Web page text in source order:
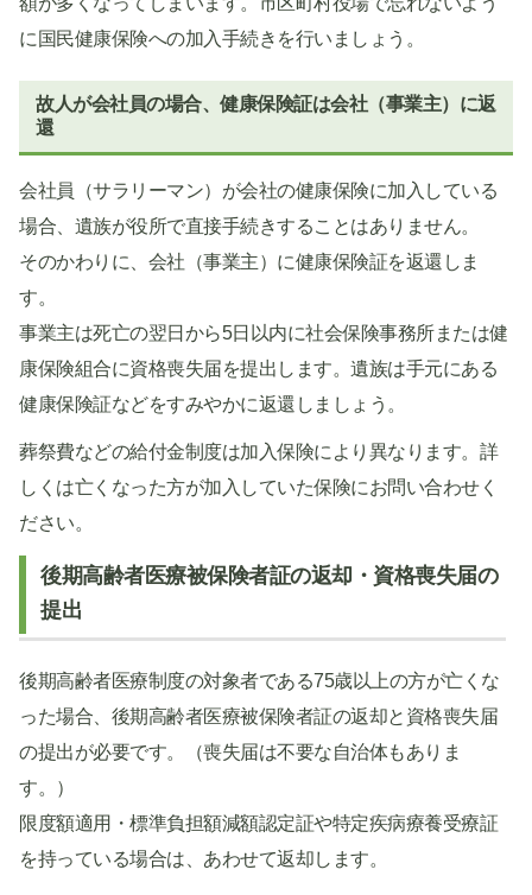
に国民健康保険への加入手続きを行いましょう。
故人が会社員の場合、健康保険証は会社（事業主）に返
還
会社員（サラリーマン）が会社の健康保険に加入している
場合、遺族が役所で直接手続きすることはありません。
そのかわりに、会社（事業主）に健康保険証を返還しま
す。
事業主は死亡の翌日から5日以内に社会保険事務所または健
康保険組合に資格喪失届を提出します。遺族は手元にある
健康保険証などをすみやかに返還しましょう。
葬祭費などの給付金制度は加入保険により異なります。詳
しくは亡くなった方が加入していた保険にお問い合わせく
ださい。
後期高齢者医療被保険者証の返却・資格喪失届の
提出
後期高齢者医療制度の対象者である75歳以上の方が亡くな
った場合、後期高齢者医療被保険者証の返却と資格喪失届
の提出が必要です。（喪失届は不要な自治体もありま
す。）
限度額適用・標準負担額減額認定証や特定疾病療養受療証
を持っている場合は、あわせて返却します。